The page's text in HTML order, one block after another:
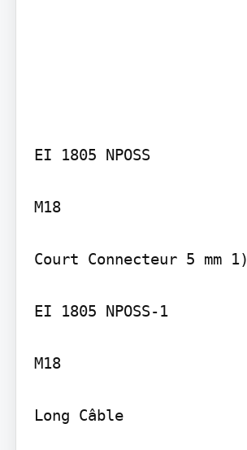
EI 1805 NPOSS
M18
Court Connecteur 5 mm 1)
EI 1805 NPOSS-1
M18
Long Câble